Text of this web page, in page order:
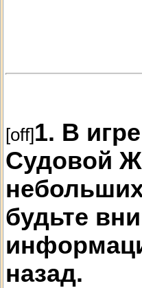
[off]1. В
Судовой
будьте
назад.